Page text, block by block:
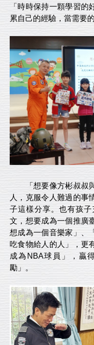
「時時保持一顆學習
累自己的經驗，當需要
「想要像方彬叔叔與
人，克服令人難過的事
子這樣分享。也有孩
文，想要成為一個推廣
想成為一個音樂家」、
吃食物給人的人」，更
成為NBA球員」，贏
勵」。